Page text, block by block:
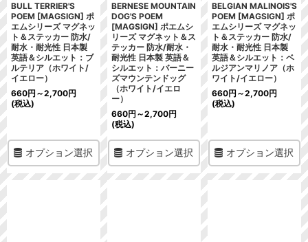
BULL TERRIER'S
POEM [MAGSIGN] ポ
エムシリーズ マグネッ
ト＆ステッカー 防水/
耐水・耐光性 日本製
英語＆シルエット：ブ
ルテリア（ホワイト/
イエロー）
660円 ～2,700円
(税込)
オプション選択
BERNESE MOUNTAIN
DOG'S POEM
[MAGSIGN] ポエムシ
リーズ マグネット＆ス
テッカー 防水/耐水・
耐光性 日本製 英語＆
シルエット：バーニー
ズマウンテンドッグ
（ホワイト/イエロ
ー）
660円 ～2,700円
(税込)
オプション選択
BELGIAN MALINOIS'S
POEM [MAGSIGN] ポ
エムシリーズ マグネッ
ト＆ステッカー 防水/
耐水・耐光性 日本製
英語＆シルエット：ベ
ルジアンマリノア（ホ
ワイト/イエロー）
660円 ～2,700円
(税込)
オプション選択